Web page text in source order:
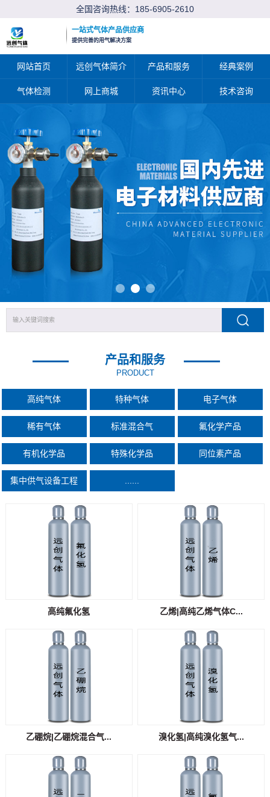
全国咨询热线： 185-6905-2610
一站式气体产品供应商
提供完善的用气解决方案
网站首页 远创气体简介 产品和服务 经典案例
气体检测 网上商城 资讯中心 技术咨询
产品和服务
PRODUCT
高纯气体 特种气体 电子气体
稀有气体 标准混合气 氟化学产品
有机化学品 特殊化学品 同位素产品
集中供气设备工程 ......
高纯氟化氢 乙烯|高纯乙烯气体C...
乙硼烷|乙硼烷混合气... 溴化氢|高纯溴化氢气...